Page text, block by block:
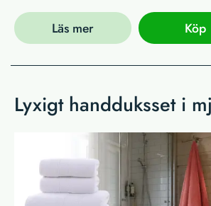
Läs mer Köp
Lyxigt handduksset i